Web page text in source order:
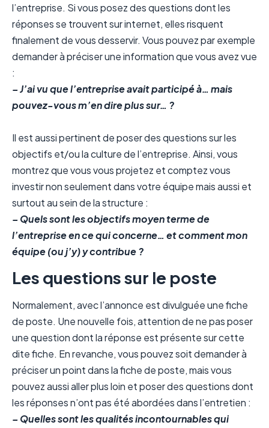
l’entreprise. Si vous posez des questions dont les
réponses se trouvent sur internet, elles risquent
finalement de vous desservir. Vous pouvez par exemple
demander à préciser une information que vous avez vue
:
– J’ai vu que l’entreprise avait participé à… mais
pouvez-vous m’en dire plus sur… ?
Il est aussi pertinent de poser des questions sur les
objectifs et/ou la culture de l’entreprise. Ainsi, vous
montrez que vous vous projetez et comptez vous
investir non seulement dans votre équipe mais aussi et
surtout au sein de la structure :
– Quels sont les objectifs moyen terme de
l’entreprise en ce qui concerne… et comment mon
équipe (ou j’y) y contribue ?
Les questions sur le poste
Normalement, avec l’annonce est divulguée une fiche
de poste. Une nouvelle fois, attention de ne pas poser
une question dont la réponse est présente sur cette
dite fiche. En revanche, vous pouvez soit demander à
préciser un point dans la fiche de poste, mais vous
pouvez aussi aller plus loin et poser des questions dont
les réponses n’ont pas été abordées dans l’entretien :
– Quelles sont les qualités incontournables qui